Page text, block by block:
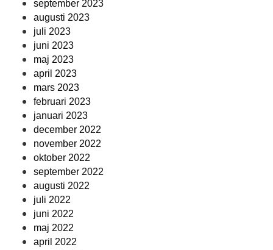
september 2023
augusti 2023
juli 2023
juni 2023
maj 2023
april 2023
mars 2023
februari 2023
januari 2023
december 2022
november 2022
oktober 2022
september 2022
augusti 2022
juli 2022
juni 2022
maj 2022
april 2022